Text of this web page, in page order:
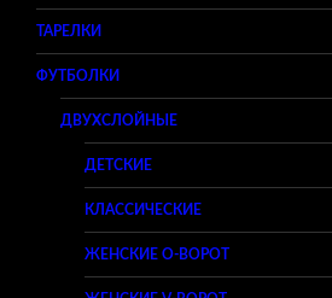
ТАРЕЛКИ
ФУТБОЛКИ
ДВУХСЛОЙНЫЕ
ДЕТСКИЕ
КЛАССИЧЕСКИЕ
ЖЕНСКИЕ O-ВОРОТ